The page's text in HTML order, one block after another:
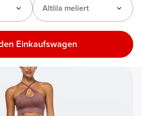
Altlila meliert
Einkaufswagen